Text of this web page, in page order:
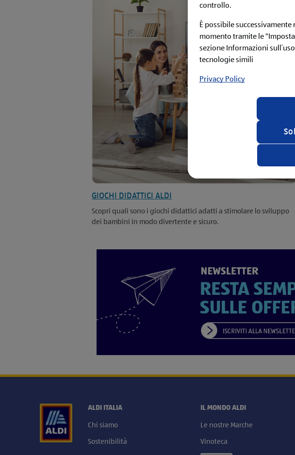
GIOCHI DIDATTICI ALDI
Scopri quali sono i giochi didattici adatti a stimolare lo sviluppo
dei bambini in modo divertente e sicuro.
ALDI ITALIA
Chi siamo
Sostenibilità
IL MONDO ALDI
Le nostre Marche
Vinoteca
controllo.
È possibile
momento tramite le
sezione Informazioni
tecnologie simili
Privacy Policy